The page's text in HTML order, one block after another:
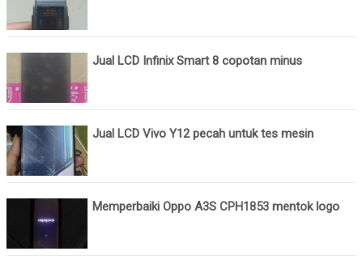
Jual LCD Infinix Smart 8 copotan minus
Jual LCD Vivo Y12 pecah untuk tes mesin
Memperbaiki Oppo A3S CPH1853 mentok logo